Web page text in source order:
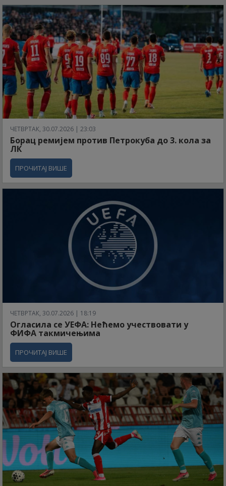
ЧЕТВРТАК, 30.07.2026 | 23:03
Борац ремијем против Петрокуба до 3. кола за
ЛК
ПРОЧИТАЈ ВИШЕ
ЧЕТВРТАК, 30.07.2026 | 18:19
Огласила се УЕФА: Нећемо учествовати у
ФИФА такмичењима
ПРОЧИТАЈ ВИШЕ